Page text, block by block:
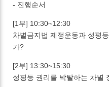
- 진행순서
[1부] 10:30~12:30
차별금지법 제정운동과 성평
가?
[2부] 13:30~15:30
성평등 권리를 박탈하는 차별